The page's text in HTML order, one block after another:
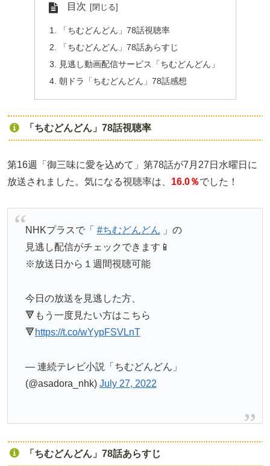
目次
「ちむどんどん」78話視聴率
「ちむどんどん」78話あらすじ
見逃し動画配信サービス「ちむどんどん」
朝ドラ「ちむどんどん」78話感想
「ちむどんどん」78話視聴率
第16週「御三味に愛を込めて」第78話が7月27日水曜日に
放送されました。気になる視聴率は、 16.0％でした！
NHKプラスで「 #ちむどんどん 」の
見逃し配信がチェックできます📱
※放送日から１週間視聴可能
今日の放送を見逃した方、
🔻もう一度見たい方はこちら
🔻 https://t.co/wYypFSVLnT
— 連続テレビ小説「ちむどんどん」
(@asadora_nhk) July 27, 2022
「ちむどんどん」78話あらすじ